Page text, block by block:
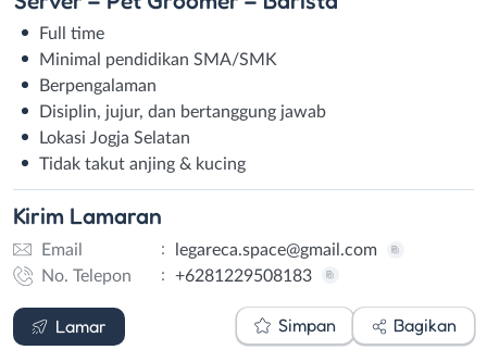
Full time
Minimal pendidikan SMA/SMK
Berpengalaman
Disiplin, jujur, dan bertanggung jawab
Lokasi Jogja Selatan
Tidak takut anjing & kucing
Kirim Lamaran
Email :
legareca.space@gmail.com
No. Telepon
: +6281229508183
Lamar
Email WhatsApp
Simpan Bagikan